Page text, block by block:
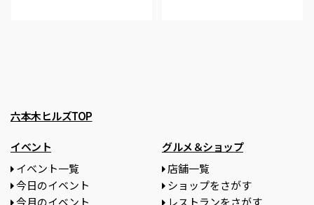
六本木ヒルズTOP
イベント
イベント一覧
今日のイベント
今月のイベント
グルメ＆ショップ
店舗一覧
ショップをさがす
レストランをさがす